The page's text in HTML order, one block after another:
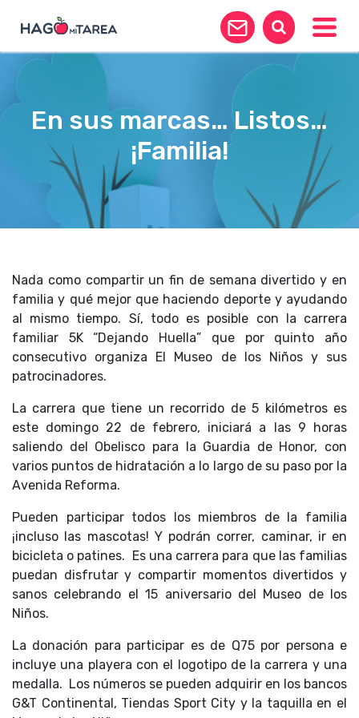
En sus marcas… Listos…
¡Familia!
Nada como compartir un fin de semana divertido y en
familia y qué mejor que haciendo deporte y ayudando
al mismo tiempo. Sí, todo es posible con la carrera
familiar 5K “Dejando Huella” que por quinto año
consecutivo organiza El Museo de los Niños y sus
patrocinadores.
La carrera que tiene un recorrido de 5 kilómetros es
este domingo 22 de febrero, iniciará a las 9 horas
saliendo del Obelisco para la Guardia de Honor, con
varios puntos de hidratación a lo largo de su paso por la
Avenida Reforma.
Pueden participar todos los miembros de la familia
¡incluso las mascotas! Y podrán correr, caminar, ir en
bicicleta o patines. Es una carrera para que las familias
puedan disfrutar y compartir momentos divertidos y
sanos celebrando el 15 aniversario del Museo de los
Niños.
La donación para participar es de Q75 por persona e
incluye una playera con el logotipo de la carrera y una
medalla. Los números se pueden adquirir en los bancos
G&T Continental, Tiendas Sport City y la taquilla en el